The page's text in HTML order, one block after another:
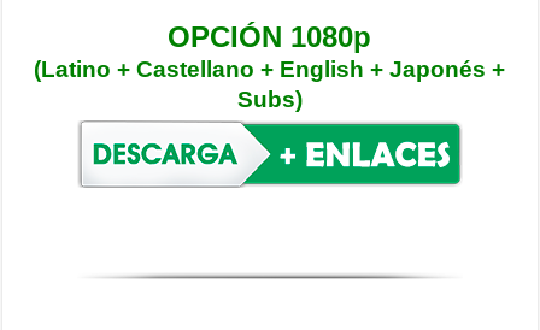
OPCIÓN 1080p
(Latino + Castellano + English + Japonés +
Subs)